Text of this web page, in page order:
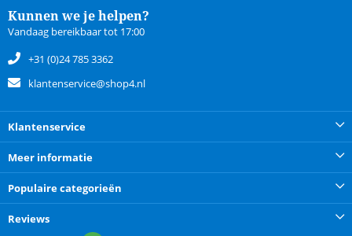
Kunnen we je helpen?
Vandaag bereikbaar tot 17:00
+31 (0)24 785 3362
klantenservice@shop4.nl
Klantenservice
Meer informatie
Populaire categorieën
Reviews